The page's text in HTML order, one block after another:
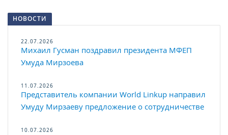
НОВОСТИ
22.07.2026
Михаил Гусман поздравил президента МФЕП
Умуда Мирзоева
11.07.2026
Представитель компании World Linkup направил
Умуду Мирзаеву предложение о сотрудничестве
10.07.2026